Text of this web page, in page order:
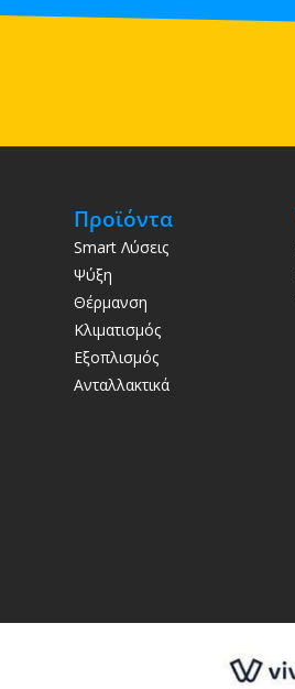
Προϊόντα
Smart Λύσεις
Ψύξη
Θέρμανση
Κλιματισμός
Εξοπλισμός
Ανταλλακτικά